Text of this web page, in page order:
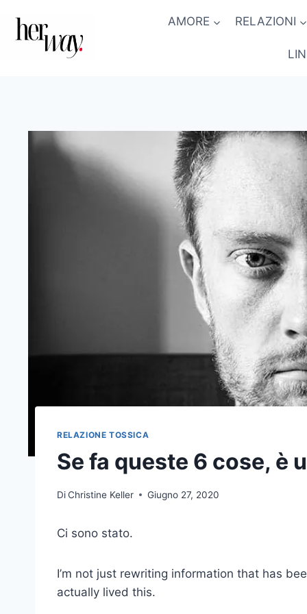
contenuto
AMORE RELAZIONI
RELAZIONE TOSSICA
Se fa queste 6 cose, è
DiChristine Keller Giugno 27, 2020
Ci sono stato.
I’m not just rewriting information that has
actually lived this.